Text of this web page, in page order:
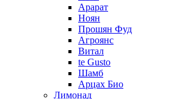
Арарат
Ноян
Прошян Фуд
Агроянс
Витал
te Gusto
Шамб
Арцах Био
Лимонад